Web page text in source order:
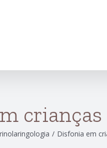
crianças
/ Disfonia em